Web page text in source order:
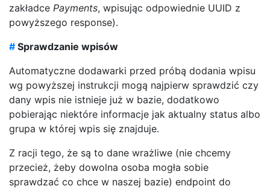
zakładce Payments, wpisując odpowiednie UUID z
powyższego response).
#Sprawdzanie wpisów
Automatyczne dodawarki przed próbą dodania wpisu
wg powyższej instrukcji mogą najpierw sprawdzić czy
dany wpis nie istnieje już w bazie, dodatkowo
pobierając niektóre informacje jak aktualny status albo
grupa w której wpis się znajduje.
Z racji tego, że są to dane wrażliwe (nie chcemy
przecież, żeby dowolna osoba mogła sobie
sprawdzać co chce w naszej bazie) endpoint do